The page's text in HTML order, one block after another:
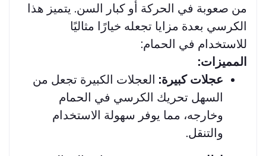
من صعوبة في الحركة أو كبار السن. يتميز هذا
الكرسي بعدة مزايا تجعله خيارًا مثاليًا
للاستخدام في الحمام:
المميزات:
عجلات كبيرة: العجلات الكبيرة تجعل من
السهل تحريك الكرسي في الحمام
وخارجه، مما يوفر سهولة الاستخدام
والتنقل.